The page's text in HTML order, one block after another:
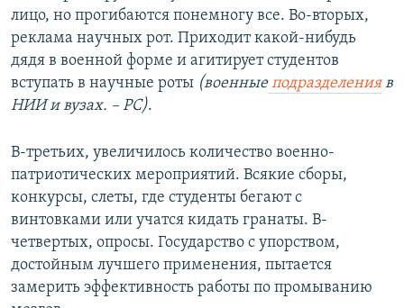
лицо, но прогибаются понемногу все. Во-вторых,
реклама научных рот. Приходит какой-нибудь
дядя в военной форме и агитирует студентов
вступать в научные роты (военныеподразделенияв
НИИ и вузах. – РС).
В-третьих, увеличилось количество военно-
патриотических мероприятий. Всякие сборы,
конкурсы, слеты, где студенты бегают с
винтовками или учатся кидать гранаты. В-
четвертых, опросы. Государство с упорством,
достойным лучшего применения, пытается
замерить эффективность работы по промыванию